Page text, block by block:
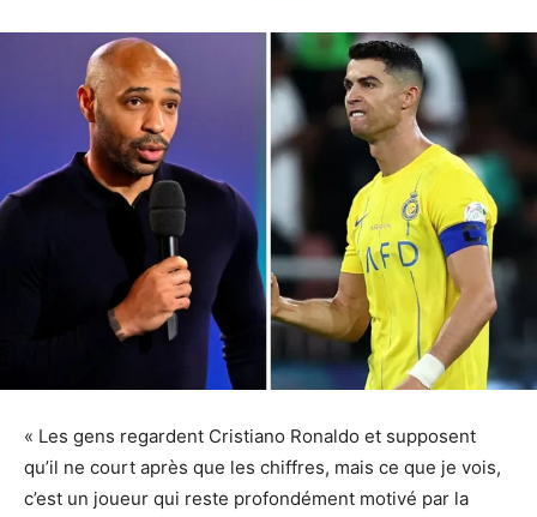
« Les gens regardent Cristiano Ronaldo et supposent
qu’il ne court après que les chiffres, mais ce que je vois,
c’est un joueur qui reste profondément motivé par la